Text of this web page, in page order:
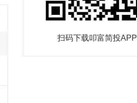
扫码下载叩富简投APP